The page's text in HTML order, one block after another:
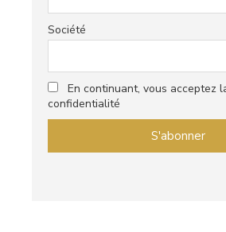
Société
En continuant, vous acceptez
confidentialité